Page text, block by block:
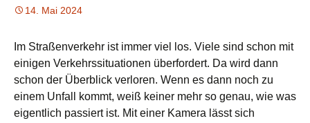
14. Mai 2024
Im Straßenverkehr ist immer viel los. Viele sind schon mit
einigen Verkehrssituationen überfordert. Da wird dann
schon der Überblick verloren. Wenn es dann noch zu
einem Unfall kommt, weiß keiner mehr so genau, wie was
eigentlich passiert ist. Mit einer Kamera lässt sich